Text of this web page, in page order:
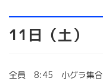
11日（土）
全員 8:45 小グラ集合